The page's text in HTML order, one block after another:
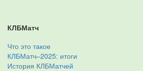
КЛБМатч
Что это такое
КЛБМатч–2025: итоги
История КЛБМатчей